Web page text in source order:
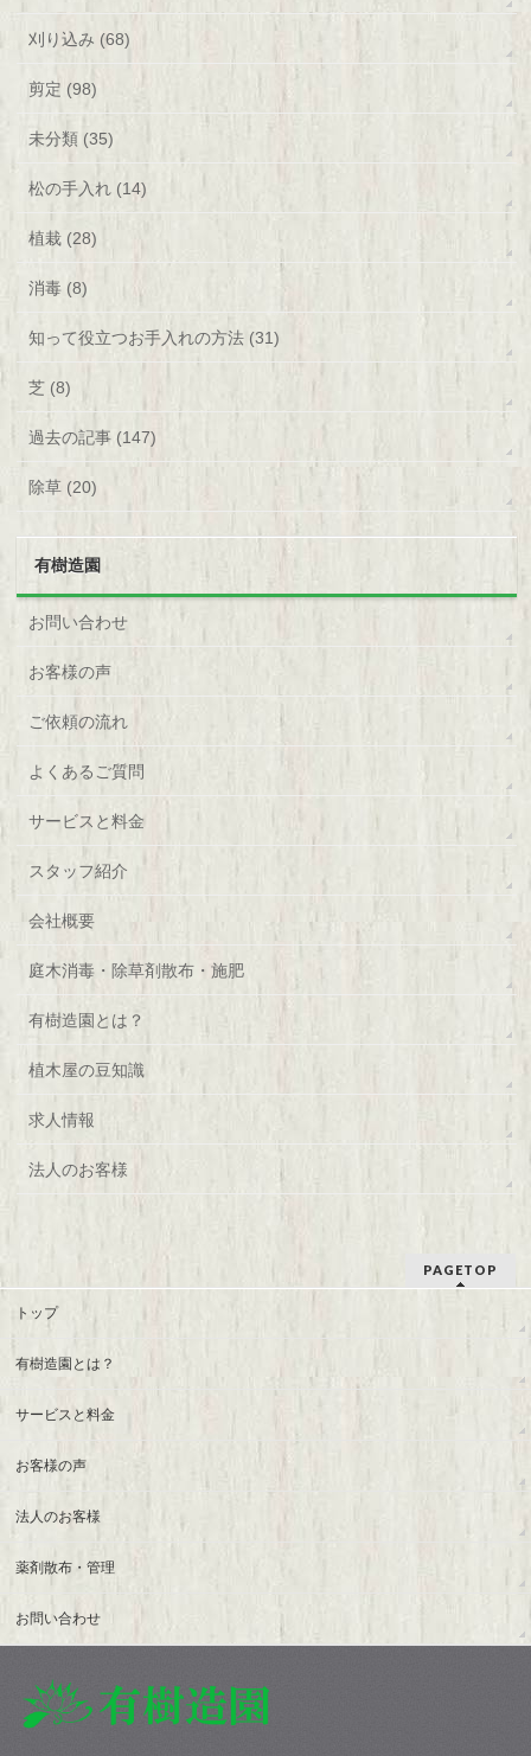
刈り込み (68)
剪定 (98)
未分類 (35)
松の手入れ (14)
植栽 (28)
消毒 (8)
知って役立つお手入れの方法 (31)
芝 (8)
過去の記事 (147)
除草 (20)
有樹造園
お問い合わせ
お客様の声
ご依頼の流れ
よくあるご質問
サービスと料金
スタッフ紹介
会社概要
庭木消毒・除草剤散布・施肥
有樹造園とは？
植木屋の豆知識
求人情報
法人のお客様
PAGETOP
トップ
有樹造園とは？
サービスと料金
お客様の声
法人のお客様
薬剤散布・管理
お問い合わせ